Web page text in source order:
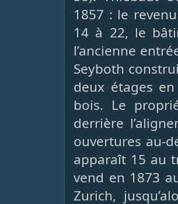
1857 : le
14 à 22, le
l’ancienne
Seyboth
deux étages
bois. Le
derrière
ouvertures au-
apparaît 15 au
vend en 1873
Zurich,